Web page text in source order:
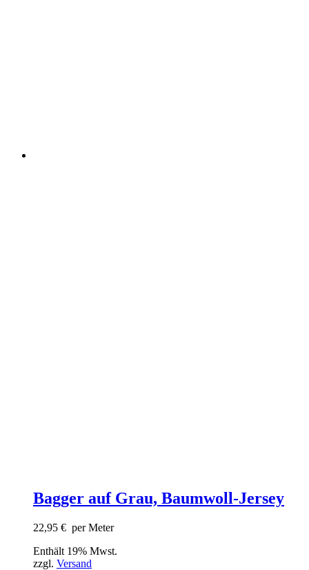
Bagger auf Grau, Baumwoll-Jersey
22,95 € per Meter
Enthält 19% Mwst.
zzgl. Versand